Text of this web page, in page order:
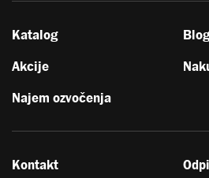
Katalog
Akcije
Najem ozvočenja
Blog
Kontakt